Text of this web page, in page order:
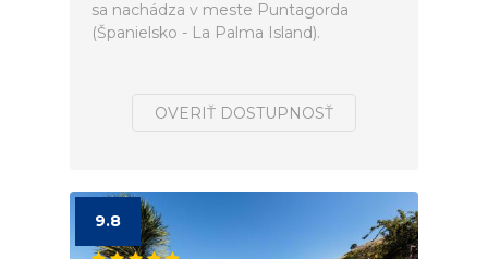
sa nachádza v meste Puntagorda
(Španielsko - La Palma Island).
OVERIŤ DOSTUPNOSŤ
9.8